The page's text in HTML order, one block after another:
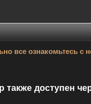
все ознакомьтесь с
доступен